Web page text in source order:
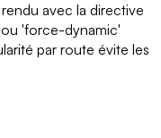
avec la directive
'force-dynamic'
par route évite les